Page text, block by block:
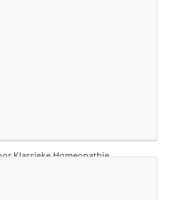
Klassieke Homeopathie